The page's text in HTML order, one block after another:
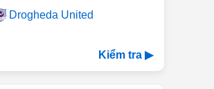
Drogheda United
Kiểm tra ▶